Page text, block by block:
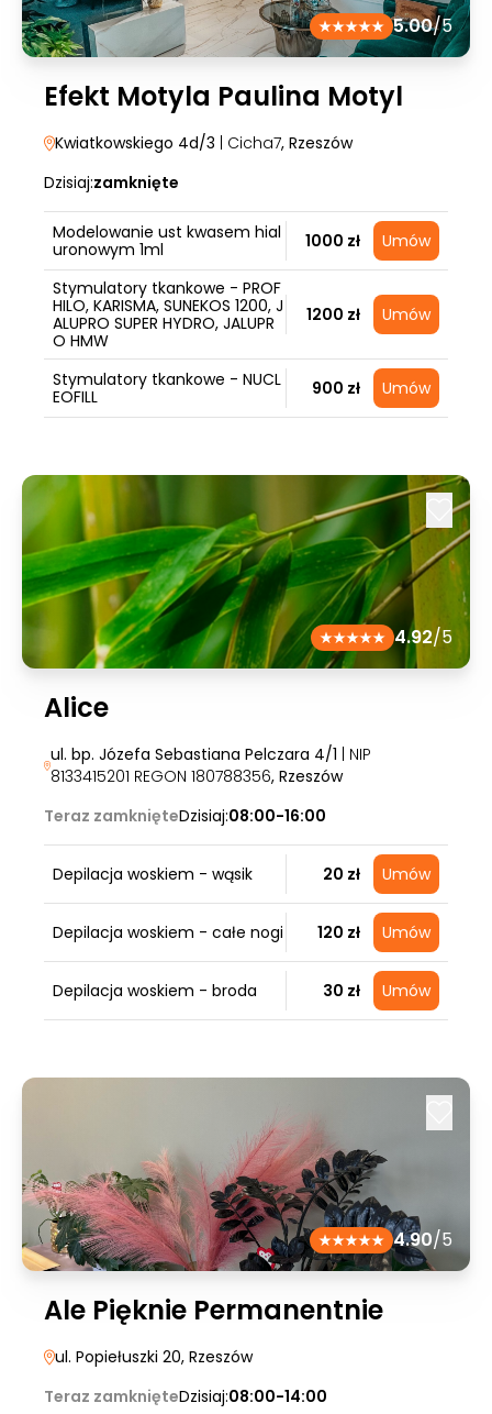
5.00/5
Efekt Motyla Paulina Motyl
Kwiatkowskiego 4d/3 | Cicha7, Rzeszów
Dzisiaj:zamknięte
Modelowanie ust kwasem hial
uronowym 1ml
1000 zł Umów
Stymulatory tkankowe - PROF
HILO, KARISMA, SUNEKOS 1200, J
ALUPRO SUPER HYDRO, JALUPR
O HMW
1200 zł Umów
Stymulatory tkankowe - NUCL
EOFILL
900 zł Umów
4.92/5
Alice
ul. bp. Józefa Sebastiana Pelczara 4/1 | NIP
8133415201 REGON 180788356, Rzeszów
Teraz zamknięteDzisiaj:08:00-16:00
Depilacja woskiem - wąsik 20 zł Umów
Depilacja woskiem - całe nogi 120 zł Umów
Depilacja woskiem - broda 30 zł Umów
4.90/5
Ale Pięknie Permanentnie
ul. Popiełuszki 20, Rzeszów
Teraz zamknięteDzisiaj:08:00-14:00